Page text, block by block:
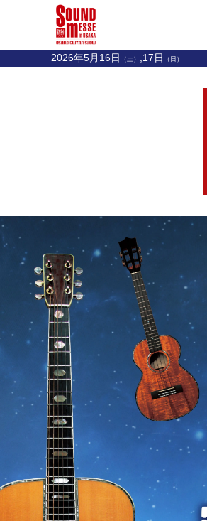
2026年5月16日 （土） ,17日 （日）